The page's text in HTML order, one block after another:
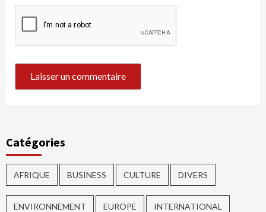
Catégories
AFRIQUE BUSINESS CULTURE DIVERS
ENVIRONNEMENT EUROPE INTERNATIONAL